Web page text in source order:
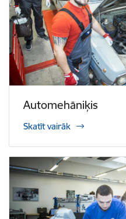
Automehāniķis
Skatīt vairāk